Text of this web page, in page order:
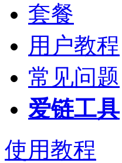
套餐
用户教程
常见问题
爱链工具
使用教程